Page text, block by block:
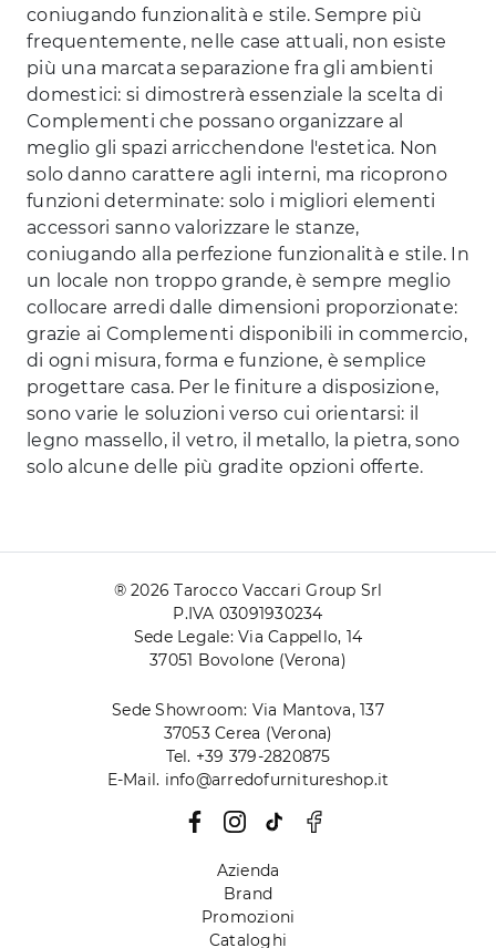
coniugando funzionalità e stile. Sempre più
frequentemente, nelle case attuali, non esiste
più una marcata separazione fra gli ambienti
domestici: si dimostrerà essenziale la scelta di
Complementi che possano organizzare al
meglio gli spazi arricchendone l'estetica. Non
solo danno carattere agli interni, ma ricoprono
funzioni determinate: solo i migliori elementi
accessori sanno valorizzare le stanze,
coniugando alla perfezione funzionalità e stile. In
un locale non troppo grande, è sempre meglio
collocare arredi dalle dimensioni proporzionate:
grazie ai Complementi disponibili in commercio,
di ogni misura, forma e funzione, è semplice
progettare casa. Per le finiture a disposizione,
sono varie le soluzioni verso cui orientarsi: il
legno massello, il vetro, il metallo, la pietra, sono
solo alcune delle più gradite opzioni offerte.
® 2026 Tarocco Vaccari Group Srl
P.IVA 03091930234
Sede Legale: Via Cappello, 14
37051 Bovolone (Verona)
Sede Showroom: Via Mantova, 137
37053 Cerea (Verona)
Tel. +39 379-2820875
E-Mail. info@arredofurnitureshop.it
Azienda
Brand
Promozioni
Cataloghi